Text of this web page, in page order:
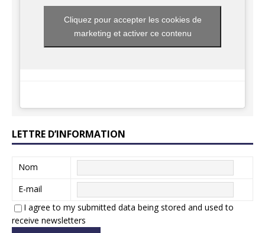
Cliquez pour accepter les cookies de
marketing et activer ce contenu
LETTRE D’INFORMATION
Nom
E-mail
I agree to my submitted data being stored and used to
receive newsletters